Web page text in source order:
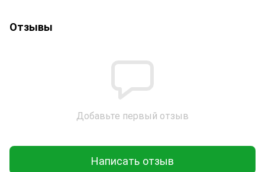
Отзывы
Добавьте первый отзыв
Написать отзыв